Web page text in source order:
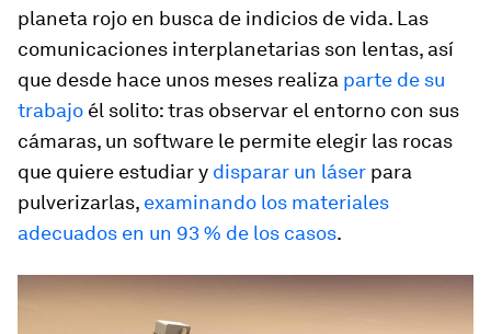
planeta rojo en busca de indicios de vida. Las
comunicaciones interplanetarias son lentas, así
que desde hace unos meses realiza parte de su
trabajo él solito: tras observar el entorno con sus
cámaras, un software le permite elegir las rocas
que quiere estudiar y disparar un láser para
pulverizarlas, examinando los materiales
adecuados en un 93 % de los casos.